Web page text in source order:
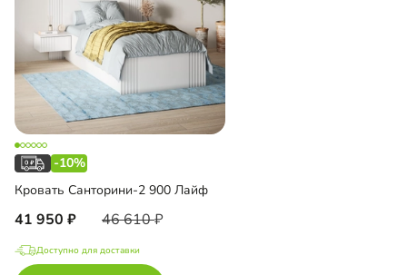
-10%
Кровать Санторини-2 900 Лайф
41 950 46 610
Доступно для доставки